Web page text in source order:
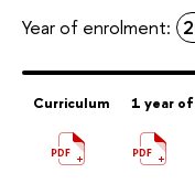
Year of enrolment:
Curriculum 1 year